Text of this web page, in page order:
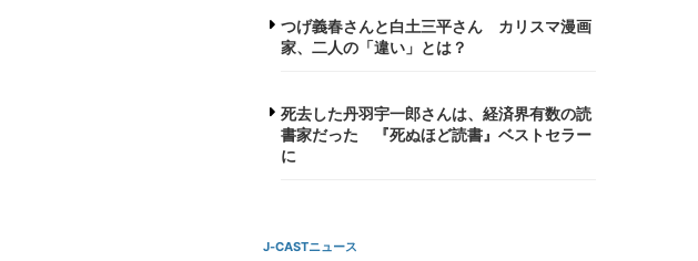
つげ義春さんと白土三平さん カリスマ漫画
家、二人の「違い」とは？
死去した丹羽宇一郎さんは、経済界有数の読
書家だった 『死ぬほど読書』ベストセラー
に
J-CASTニュース